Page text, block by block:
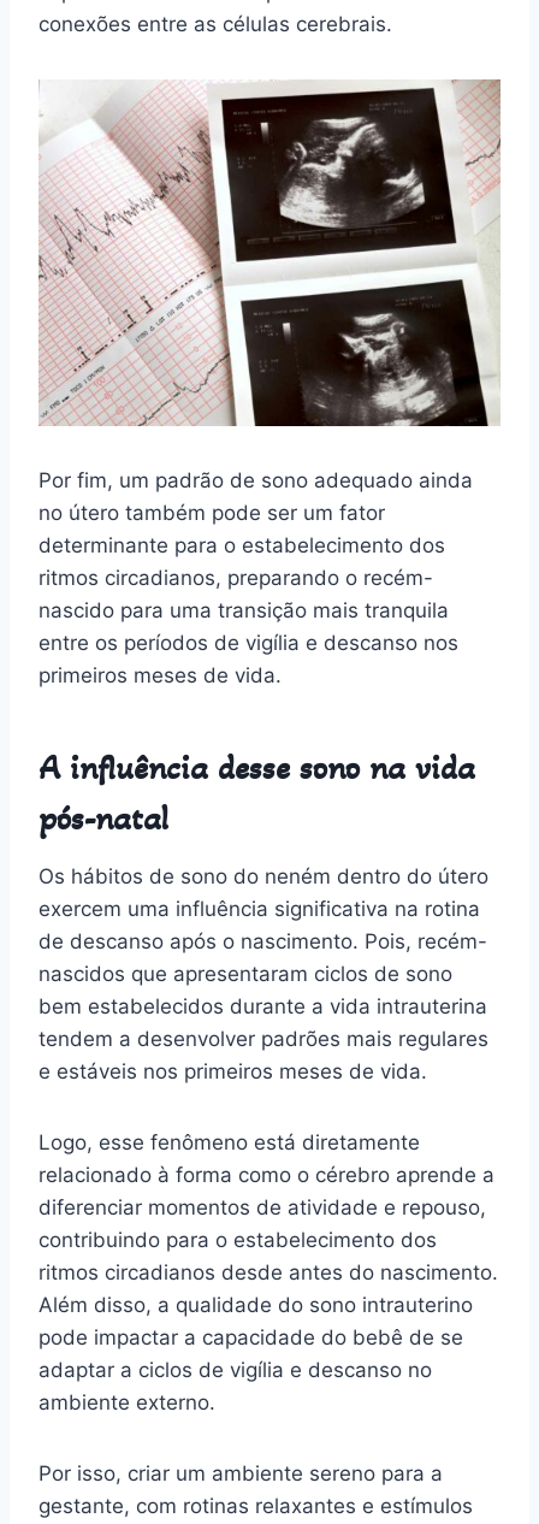
conexões entre as células cerebrais.
Por fim, um padrão de sono adequado ainda
no útero também pode ser um fator
determinante para o estabelecimento dos
ritmos circadianos, preparando o recém-
nascido para uma transição mais tranquila
entre os períodos de vigília e descanso nos
primeiros meses de vida.
A influência desse sono na vida
pós-natal
Os hábitos de sono do neném dentro do útero
exercem uma influência significativa na rotina
de descanso após o nascimento. Pois, recém-
nascidos que apresentaram ciclos de sono
bem estabelecidos durante a vida intrauterina
tendem a desenvolver padrões mais regulares
e estáveis nos primeiros meses de vida.
Logo, esse fenômeno está diretamente
relacionado à forma como o cérebro aprende a
diferenciar momentos de atividade e repouso,
contribuindo para o estabelecimento dos
ritmos circadianos desde antes do nascimento.
Além disso, a qualidade do sono intrauterino
pode impactar a capacidade do bebê de se
adaptar a ciclos de vigília e descanso no
ambiente externo.
Por isso, criar um ambiente sereno para a
gestante, com rotinas relaxantes e estímulos